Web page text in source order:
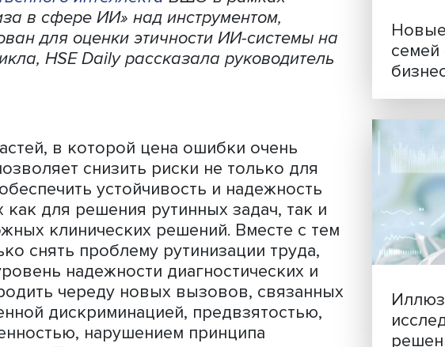
Углева, фото: Высшая школа экономики
интеллекта привносят новые возможности в
применение сопряжено с рядом
какую ответственность несет система
информации или неправильные диагнозы
прогнозирования заболеваний? О работе
интеллектаВШЭ в рамках
в сфере ИИ» над инструментом,
для оценки этичности ИИ-системы на
цикла, HSE Daily рассказала руководитель
.